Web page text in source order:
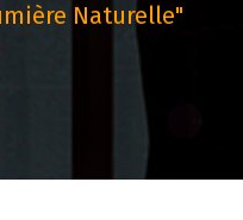
Naturelle"